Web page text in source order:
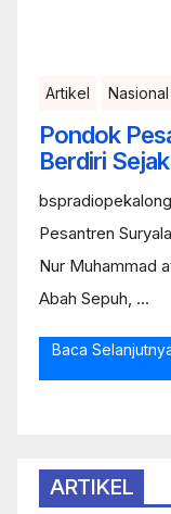
Artikel Nasional
Pondok
Berdiri
Pesantren
Nur Muhammad
Abah Sepuh, ...
Baca
ARTIKEL